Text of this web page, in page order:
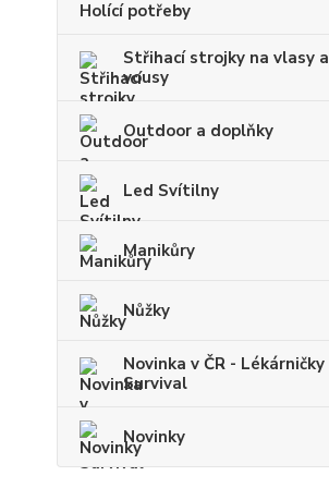
Holící potřeby
Střihací strojky na vlasy a
vousy
Outdoor a doplňky
Led Svítilny
Manikůry
Nůžky
Novinka v ČR - Lékárničky
Survival
Novinky